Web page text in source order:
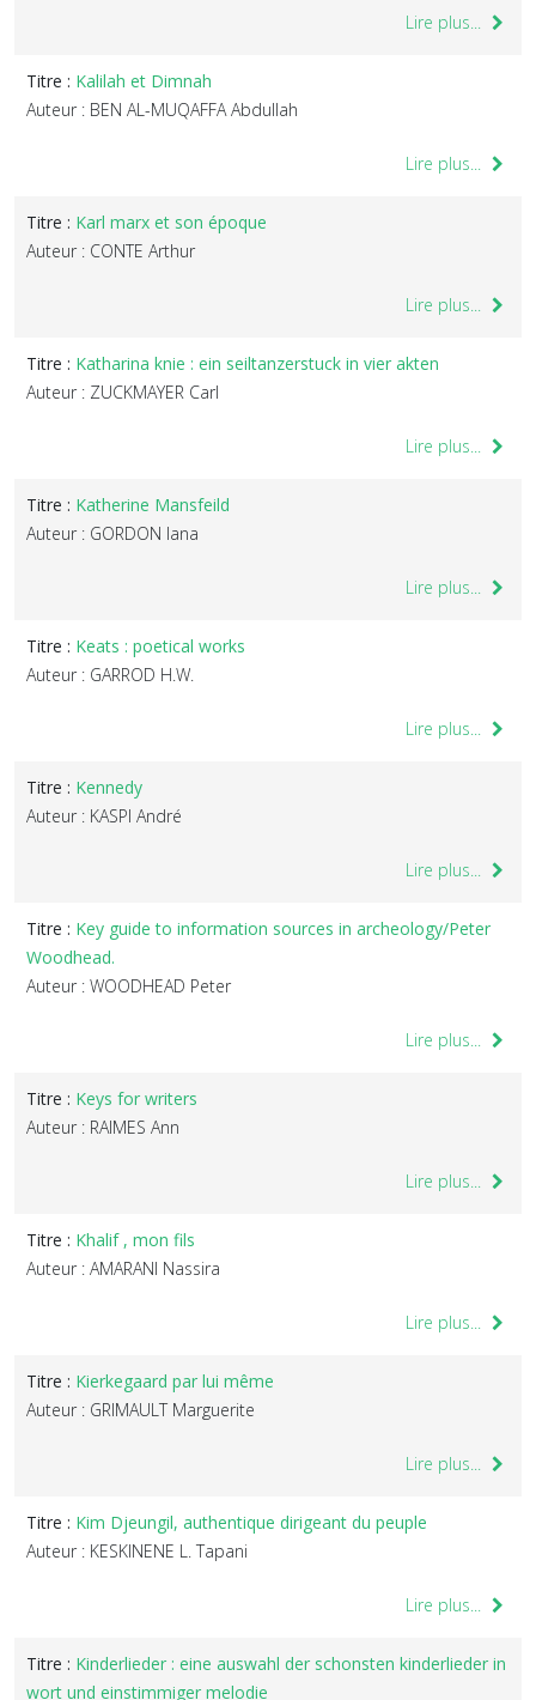
Lire plus...
Titre : Kalilah et Dimnah
Auteur : BEN AL-MUQAFFA Abdullah
Lire plus...
Titre : Karl marx et son époque
Auteur : CONTE Arthur
Lire plus...
Titre : Katharina knie : ein seiltanzerstuck in vier akten
Auteur : ZUCKMAYER Carl
Lire plus...
Titre : Katherine Mansfeild
Auteur : GORDON Iana
Lire plus...
Titre : Keats : poetical works
Auteur : GARROD H.W.
Lire plus...
Titre : Kennedy
Auteur : KASPI André
Lire plus...
Titre : Key guide to information sources in archeology/Peter
Woodhead.
Auteur : WOODHEAD Peter
Lire plus...
Titre : Keys for writers
Auteur : RAIMES Ann
Lire plus...
Titre : Khalif , mon fils
Auteur : AMARANI Nassira
Lire plus...
Titre : Kierkegaard par lui même
Auteur : GRIMAULT Marguerite
Lire plus...
Titre : Kim Djeungil, authentique dirigeant du peuple
Auteur : KESKINENE L. Tapani
Lire plus...
Titre : Kinderlieder : eine auswahl der schonsten kinderlieder in
wort und einstimmiger melodie